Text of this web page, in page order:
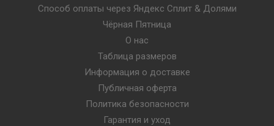
Способ оплаты через Яндекс Сплит & Долями
Чёрная Пятница
О нас
Таблица размеров
Информация о доставке
Публичная оферта
Политика безопасности
Гарантия и уход